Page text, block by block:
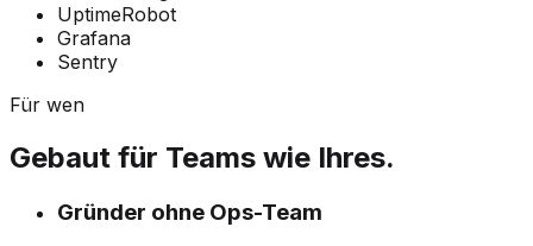
UptimeRobot
Grafana
Sentry
Für wen
Gebaut für Teams wie Ihres.
Gründer ohne Ops-Team